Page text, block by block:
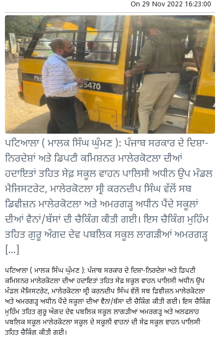
On 29 Nov 2022 16:23:00
ਪਟਿਆਲਾ ( ਮਾਲਕ ਸਿੰਘ ਘੁੰਮਣ ): ਪੰਜਾਬ ਸਰਕਾਰ ਦੇ ਦਿਸ਼ਾ-
ਨਿਰਦੇਸ਼ਾਂ ਅਤੇ ਡਿਪਟੀ ਕਮਿਸ਼ਨਰ ਮਾਲੇਰਕੋਟਲਾ ਦੀਆਂ
ਹਦਾਇਤਾਂ ਤਹਿਤ ਸੇਫ਼ ਸਕੂਲ ਵਾਹਨ ਪਾਲਿਸੀ ਅਧੀਨ ਉਪ ਮੰਡਲ
ਮੈਜਿਸਟਰੇਟ, ਮਾਲੇਰਕੋਟਲਾ ਸ੍ਰੀ ਕਰਨਦੀਪ ਸਿੰਘ ਵੱਲੋਂ ਸਬ
ਡਿਵੀਜ਼ਨ ਮਾਲੇਰਕੋਟਲਾ ਅਤੇ ਅਮਰਗੜ੍ਹ ਅਧੀਨ ਪੈਂਦੇ ਸਕੂਲਾਂ
ਦੀਆਂ ਵੈਨਾਂ/ਬੱਸਾਂ ਦੀ ਚੈਕਿੰਗ ਕੀਤੀ ਗਈ। ਇਸ ਚੈਕਿੰਗ ਮੁਹਿੰਮ
ਤਹਿਤ ਗੁਰੂ ਅੰਗਦ ਦੇਵ ਪਬਲਿਕ ਸਕੂਲ ਲਾਗੜੀਆਂ ਅਮਰਗੜ੍ਹ
[…]
ਪਟਿਆਲਾ ( ਮਾਲਕ ਸਿੰਘ ਘੁੰਮਣ ): ਪੰਜਾਬ ਸਰਕਾਰ ਦੇ ਦਿਸ਼ਾ-ਨਿਰਦੇਸ਼ਾਂ ਅਤੇ ਡਿਪਟੀ
ਕਮਿਸ਼ਨਰ ਮਾਲੇਰਕੋਟਲਾ ਦੀਆਂ ਹਦਾਇਤਾਂ ਤਹਿਤ ਸੇਫ਼ ਸਕੂਲ ਵਾਹਨ ਪਾਲਿਸੀ ਅਧੀਨ ਉਪ
ਮੰਡਲ ਮੈਜਿਸਟਰੇਟ, ਮਾਲੇਰਕੋਟਲਾ ਸ੍ਰੀ ਕਰਨਦੀਪ ਸਿੰਘ ਵੱਲੋਂ ਸਬ ਡਿਵੀਜ਼ਨ ਮਾਲੇਰਕੋਟਲਾ
ਅਤੇ ਅਮਰਗੜ੍ਹ ਅਧੀਨ ਪੈਂਦੇ ਸਕੂਲਾਂ ਦੀਆਂ ਵੈਨਾਂ/ਬੱਸਾਂ ਦੀ ਚੈਕਿੰਗ ਕੀਤੀ ਗਈ। ਇਸ ਚੈਕਿੰਗ
ਮੁਹਿੰਮ ਤਹਿਤ ਗੁਰੂ ਅੰਗਦ ਦੇਵ ਪਬਲਿਕ ਸਕੂਲ ਲਾਗੜੀਆਂ ਅਮਰਗੜ੍ਹ ਅਤੇ ਅਲਫਲਾਹ
ਪਬਲਿਕ ਸਕੂਲ ਮਾਲੇਰਕੋਟਲਾ ਸਕੂਲ ਦੇ ਸਕੂਲੀ ਵਾਹਨਾਂ ਦੀ ਸੇਫ਼ ਸਕੂਲ ਵਾਹਨ ਪਾਲਿਸੀ
ਤਹਿਤ ਚੈਕਿੰਗ ਕੀਤੀ ਗਈ।